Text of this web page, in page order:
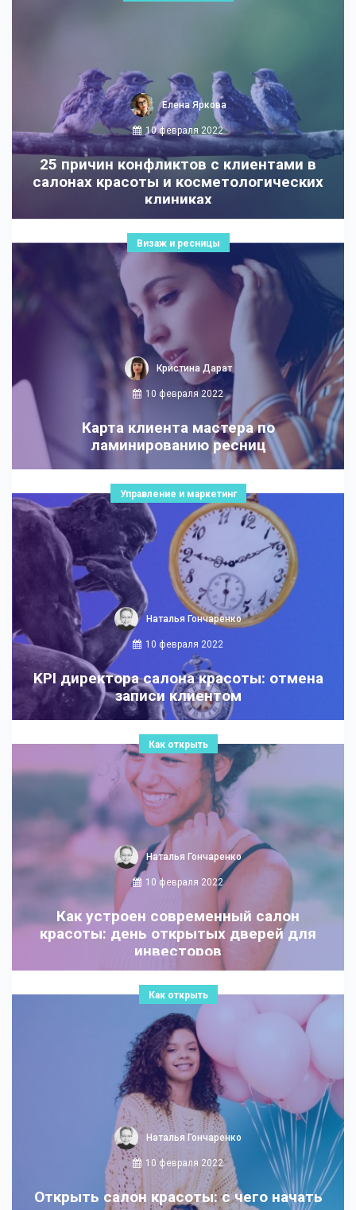
Елена Яркова
10 февраля 2022
25 причин конфликтов с клиентами в
салонах красоты и косметологических
клиниках
Визаж и ресницы
Кристина Дарат
10 февраля 2022
Карта клиента мастера по
ламинированию ресниц
Управление и маркетинг
Наталья Гончаренко
10 февраля 2022
KPI директора салона красоты: отмена
записи клиентом
Как открыть
Наталья Гончаренко
10 февраля 2022
Как устроен современный салон
красоты: день открытых дверей для
инвесторов
Как открыть
Наталья Гончаренко
10 февраля 2022
Открыть салон красоты: с чего начать